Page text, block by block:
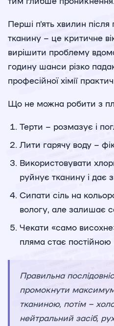
Перші п'ять хвилин
тканину – це критичне
вирішити проблему
годину шанси різко
професійної хімії
Що не можна робити з
Терти – розмазує і
Лити гарячу воду –
Використовувати
руйнує тканину і дає
Сипати сіль на
вологу, але залишає
Чекати «само
пляма стає постійною
Правильна
промокнути
тканиною, потім –
нейтральний засіб,